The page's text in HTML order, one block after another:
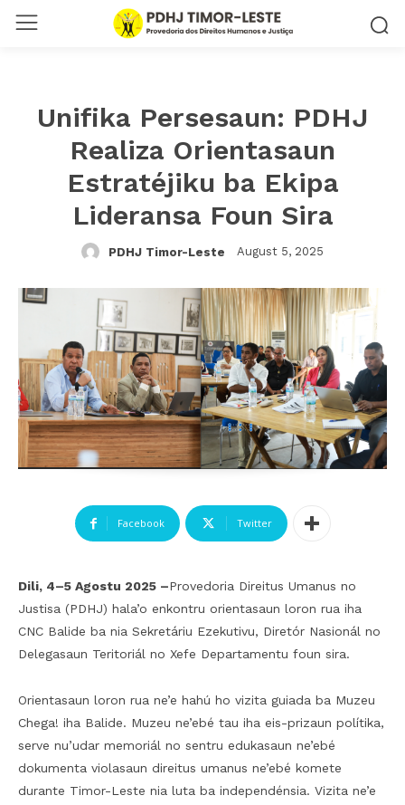
Unifika Persesaun: PDHJ
Realiza Orientasaun
Estratéjiku ba Ekipa
Lideransa Foun Sira
PDHJ Timor-Leste August 5, 2025
Facebook Twitter
Dili, 4–5 Agostu 2025 –Provedoria Direitus Umanus no
Justisa (PDHJ) hala’o enkontru orientasaun loron rua iha
CNC Balide ba nia Sekretáriu Ezekutivu, Diretór Nasionál no
Delegasaun Teritoriál no Xefe Departamentu foun sira.
Orientasaun loron rua ne’e hahú ho vizita guiada ba Muzeu
Chega! iha Balide. Muzeu ne’ebé tau iha eis-prizaun polítika,
serve nu’udar memoriál no sentru edukasaun ne’ebé
dokumenta violasaun direitus umanus ne’ebé komete
durante Timor-Leste nia luta ba independénsia. Vizita ne’e